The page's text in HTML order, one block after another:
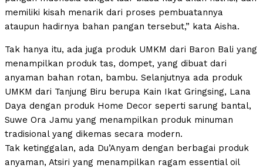
memiliki kisah menarik dari proses pembuatannya
ataupun hadirnya bahan pangan tersebut,” kata Aisha.
Tak hanya itu, ada juga produk UMKM dari Baron Bali yang
menampilkan produk tas, dompet, yang dibuat dari
anyaman bahan rotan, bambu. Selanjutnya ada produk
UMKM dari Tanjung Biru berupa Kain Ikat Gringsing, Lana
Daya dengan produk Home Decor seperti sarung bantal,
Suwe Ora Jamu yang menampilkan produk minuman
tradisional yang dikemas secara modern.
Tak ketinggalan, ada Du’Anyam dengan berbagai produk
anyaman, Atsiri yang menampilkan ragam essential oil